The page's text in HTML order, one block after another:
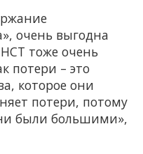
очень выгодна
тоже очень
потери – это
которое они
потери, потому
были большими»,